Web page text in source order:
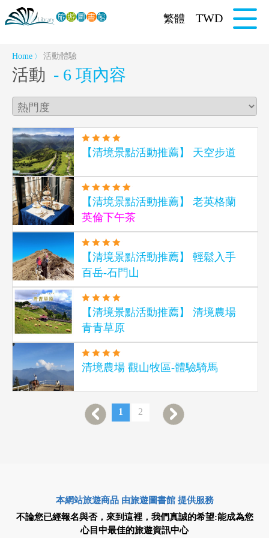
繁體 TWD
Home 〉 活動體驗
活動 - 6 項內容
【清境景點活動推薦】 天空步道
【清境景點活動推薦】 老英格蘭
英倫下午茶
【清境景點活動推薦】 輕鬆入手
百岳-石門山
【清境景點活動推薦】 清境農場
青青草原
清境農場 觀山牧區-體驗騎馬
1 2
本網站旅遊商品 由旅遊圖書館 提供服務
不論您已經報名與否，來到這裡，我們真誠的希望:能成為您
心目中最佳的旅遊資訊中心